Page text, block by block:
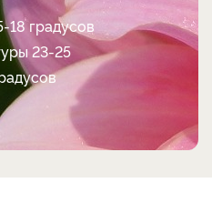
18 градусов
23-25